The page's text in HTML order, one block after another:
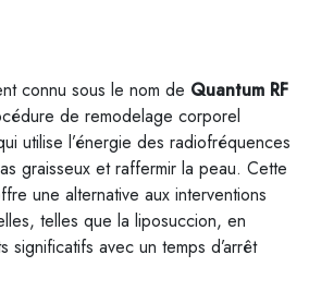
connu sous le nom de Quantum RF
de remodelage corporel
utilise l’énergie des radiofréquences
graisseux et raffermir la peau. Cette
une alternative aux interventions
telles que la liposuccion, en
significatifs avec un temps d’arrêt